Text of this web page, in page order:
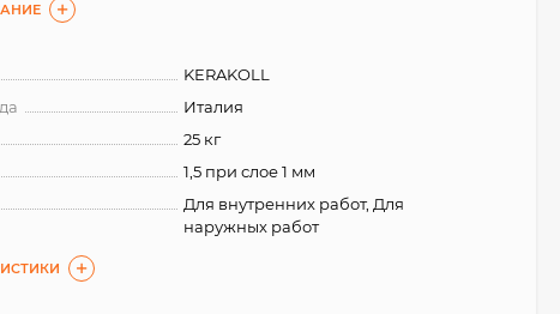
KERAKOLL
Италия
25 кг
1,5 при слое 1 мм
Для внутренних работ, Для
наружных работ